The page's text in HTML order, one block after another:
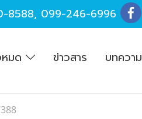
8588, 099-246-6996
หมด ข่าวสาร บทความ